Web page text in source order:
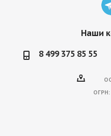
Наши
8 499 375 85 55
ОГРН: